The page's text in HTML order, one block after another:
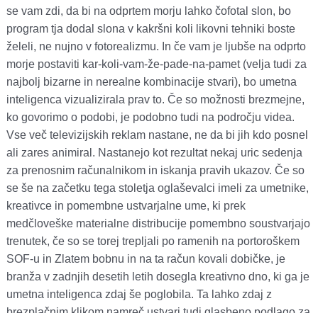
se vam zdi, da bi na odprtem morju lahko čofotal slon, bo
program tja dodal slona v kakršni koli likovni tehniki boste
želeli, ne nujno v fotorealizmu. In če vam je ljubše na odprto
morje postaviti kar-koli-vam-že-pade-na-pamet (velja tudi za
najbolj bizarne in nerealne kombinacije stvari), bo umetna
inteligenca vizualizirala prav to. Če so možnosti brezmejne,
ko govorimo o podobi, je podobno tudi na področju videa.
Vse več televizijskih reklam nastane, ne da bi jih kdo posnel
ali zares animiral. Nastanejo kot rezultat nekaj uric sedenja
za prenosnim računalnikom in iskanja pravih ukazov. Če so
se še na začetku tega stoletja oglaševalci imeli za umetnike,
kreativce in pomembne ustvarjalne ume, ki prek
medčloveške materialne distribucije pomembno soustvarjajo
trenutek, če so se torej trepljali po ramenih na portoroškem
SOF-u in Zlatem bobnu in na ta račun kovali dobičke, je
branža v zadnjih desetih letih dosegla kreativno dno, ki ga je
umetna inteligenca zdaj še poglobila. Ta lahko zdaj z